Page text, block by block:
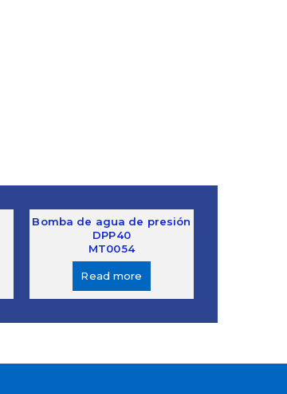
Bomba de agua de presión
DPP40
MT0054
Read more